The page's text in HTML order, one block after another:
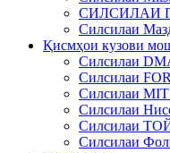
СИЛСИЛАИ
Силсилаи
Қисмҳои кузови
Силсилаи
Силсилаи
Силсилаи
Силсилаи
Силсилаи
Силсилаи